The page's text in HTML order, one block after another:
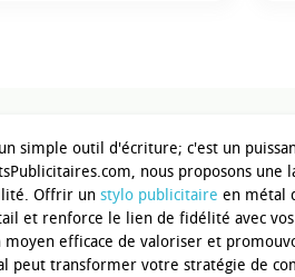
simple outil d'écriture; c'est un
nous proposons une
Offrir un stylo publicitaire en métal
et renforce le lien de fidélité avec
efficace de valoriser et
peut transformer votre stratégie de